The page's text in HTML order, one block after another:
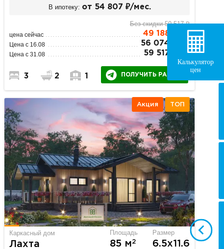
В ипотеку: от 54 807 ₽/мес.
Без скидки 59 517 ₽
цена сейчас 49 188 2
Цена с 16.08 56 074 ₽/м 2
Цена с 31.08 59 517 ₽/м 2
3 2 1 ПОЛУЧИТЬ РАСЧЕТ
Акция ТОП
Каркасный дом
Лахта
Площадь
85 м2
Размер
6.5х11.6
Калькулятор
цен